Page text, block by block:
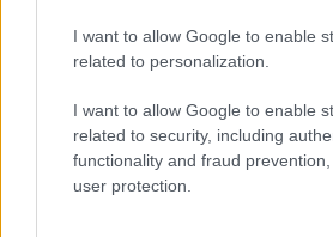
I want to allow Google to enable
related to personalization.
I want to allow Google to enable
related to security, including
functionality and fraud
user protection.